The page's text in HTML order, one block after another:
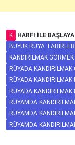
K
HARFI ILE
BÜYÜK RÜYA
KANDIRILMAK
RÜYADA KANDIRILMAK
RÜYADA KANDIRILMAK
RÜYADA KANDIRILMAK
RÜYAMDA
RÜYAMDA
RÜYAMDA